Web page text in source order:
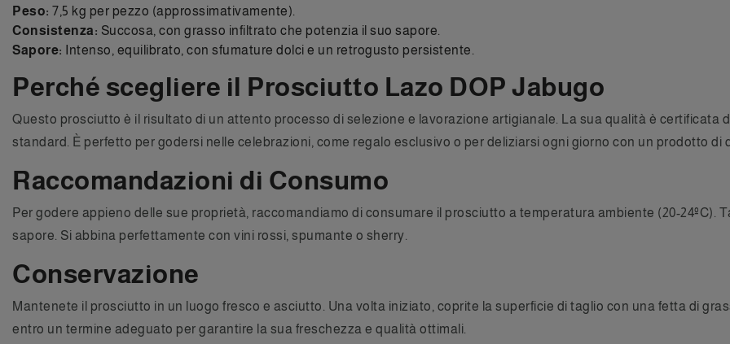
Peso: 7,5 kg per pezzo (approssimativamente).
Consistenza: Succosa, con grasso infiltrato che potenzia il suo sapore.
Sapore: Intenso, equilibrato, con sfumature dolci e un retrogusto persistente.
Perché scegliere il Prosciutto Lazo DOP Jabugo
Questo prosciutto è il risultato di un attento processo di selezione e lavorazione artigianale. La sua qualità è certificata
standard. È perfetto per godersi nelle celebrazioni, come regalo esclusivo o per deliziarsi ogni giorno con un prodotto di
Raccomandazioni di Consumo
Per godere appieno delle sue proprietà, raccomandiamo di consumare il prosciutto a temperatura ambiente (20-24ºC).
sapore. Si abbina perfettamente con vini rossi, spumante o sherry.
Conservazione
Mantenete il prosciutto in un luogo fresco e asciutto. Una volta iniziato, coprite la superficie di taglio con una fetta di
entro un termine adeguato per garantire la sua freschezza e qualità ottimali.